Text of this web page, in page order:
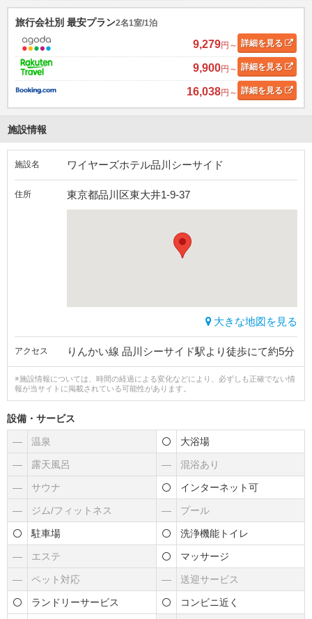
旅行会社別 最安プラン2名1室/1泊
9,279円～ 詳細を見る
9,900円～ 詳細を見る
16,038円～ 詳細を見る
施設情報
施設名 ワイヤーズホテル品川シーサイド
住所 東京都品川区東大井1-9-37
大きな地図を見る
アクセス りんかい線 品川シーサイド駅より徒歩にて約5分
※施設情報については、時間の経過による変化などにより、必ずしも正確でない情
報が当サイトに掲載されている可能性があります。
設備・サービス
― 温泉 大浴場
― 露天風呂 ― 混浴あり
― サウナ インターネット可
― ジム/フィットネス ― プール
駐車場 洗浄機能トイレ
― エステ マッサージ
― ペット対応 ― 送迎サービス
ランドリーサービス コンビニ近く